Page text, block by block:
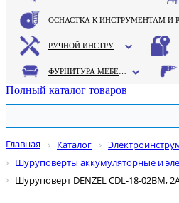
Полный каталог товаров
Главная Каталог
Шуруповерты аккумуляторные и
Шуруповерт DENZEL CDL-18-02BM,